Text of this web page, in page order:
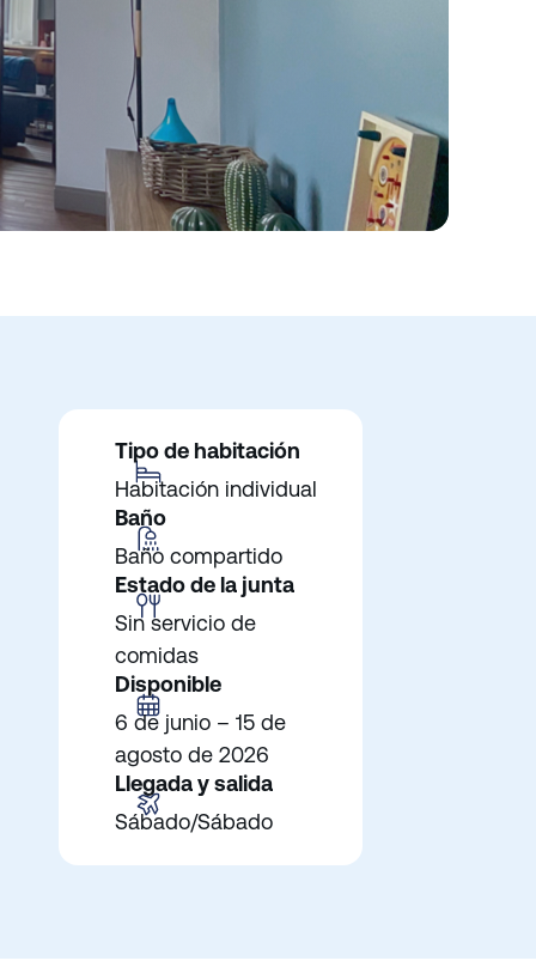
Tipo de habitación
Habitación individual
Baño
Baño compartido
Estado de la junta
Sin servicio de
comidas
Disponible
6 de junio – 15 de
agosto de 2026
Llegada y salida
Sábado/Sábado